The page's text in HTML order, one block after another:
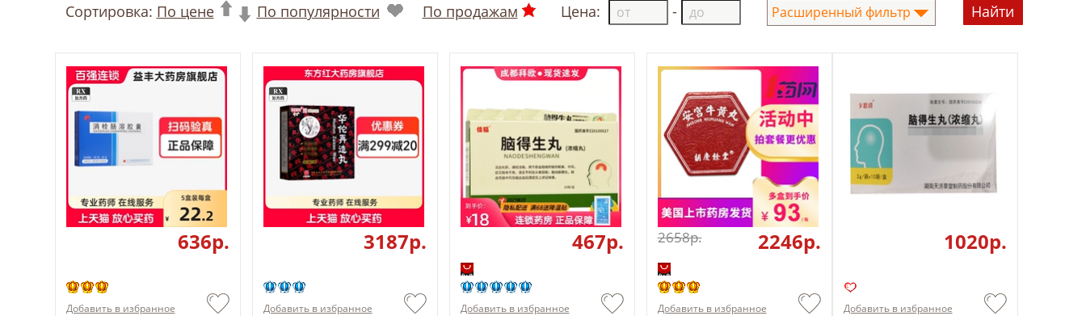
Сортировка: По цене По популярности По продажам Цена: - Расширенный фильтр
636p.
Добавить в избранное
3187p.
Добавить в избранное
467p.
Добавить в избранное
2658p. 2246p.
Добавить в избранное
1020p.
Добавить в избранное